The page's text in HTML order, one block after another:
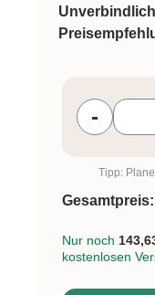
-
Tipp:
Gesamtpreis:
Nur noch
kostenlosen